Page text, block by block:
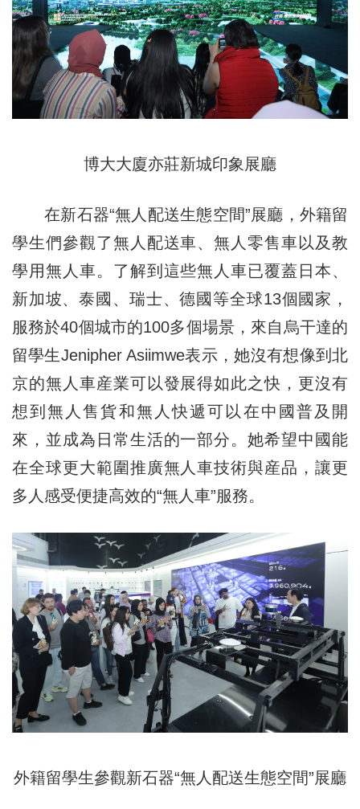
博大大廈亦莊新城印象展廳
在新石器“無人配送生態空間”展廳，外籍留
學生們參觀了無人配送車、無人零售車以及教
學用無人車。了解到這些無人車已覆蓋日本、
新加坡、泰國、瑞士、德國等全球13個國家，
服務於40個城市的100多個場景，來自烏干達的
留學生Jenipher Asiimwe表示，她沒有想像到北
京的無人車産業可以發展得如此之快，更沒有
想到無人售貨和無人快遞可以在中國普及開
來，並成為日常生活的一部分。她希望中國能
在全球更大範圍推廣無人車技術與産品，讓更
多人感受便捷高效的“無人車”服務。
外籍留學生參觀新石器“無人配送生態空間”展廳